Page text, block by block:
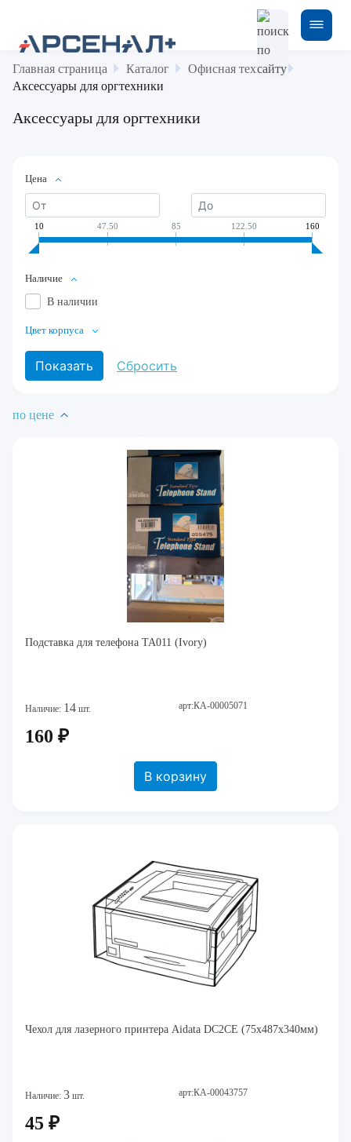
Главная страница Каталог
Офисная техника
Аксессуары для оргтехники
Аксессуары для оргтехники
Цена
10 47.50 85 122.50 160
Наличие
В наличии
Цвет корпуса
по цене
Подставка для телефона TA011 (Ivory)
Наличие: 14 шт. арт:КА-00005071
160 ₽
В корзину
Чехол для лазерного принтера Aidata DC2CE (75х487х340мм)
Наличие: 3 шт. арт:КА-00043757
45 ₽